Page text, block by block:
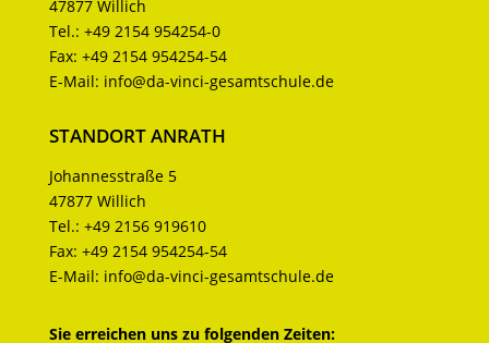
47877 Willich
Tel.: +49 2154 954254-0
Fax: +49 2154 954254-54
E-Mail: info@da-vinci-gesamtschule.de
STANDORT ANRATH
Johannesstraße 5
47877 Willich
Tel.: +49 2156 919610
Fax: +49 2154 954254-54
E-Mail: info@da-vinci-gesamtschule.de
Sie erreichen uns zu folgenden Zeiten: